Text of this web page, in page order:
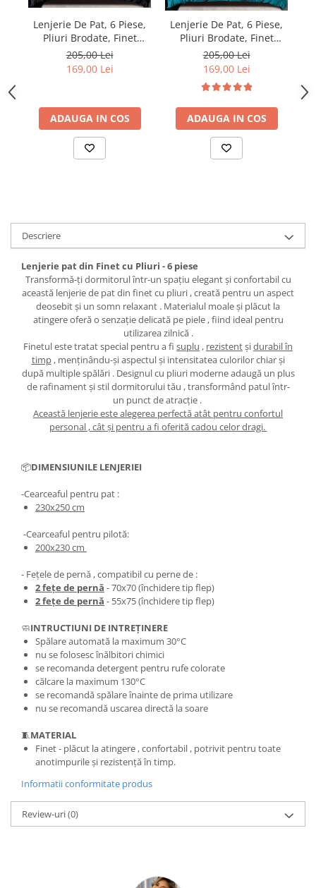
Lenjerie De Pat, 6 Piese,
Pliuri Brodate, Finet
Premium - Negru
205,00 Lei
169,00 Lei
ADAUGA IN COS
Lenjerie De Pat, 6 Piese,
Pliuri Brodate, Finet
Premium - Turcoaz
205,00 Lei
169,00 Lei
ADAUGA IN COS
Descriere
Lenjerie pat din Finet cu Pliuri - 6 piese
Transformă-ți dormitorul într-un spațiu elegant și confortabil cu
această lenjerie de pat din finet cu pliuri , creată pentru un aspect
deosebit și un somn relaxant . Materialul moale și plăcut la
atingere oferă o senzație delicată pe piele , fiind ideal pentru
utilizarea zilnică .
Finetul este tratat special pentru a fi suplu , rezistentșidurabil în
timp, menținându-și aspectul și intensitatea culorilor chiar și
după multiple spălări . Designul cu pliuri moderne adaugă un plus
de rafinament și stil dormitorului tău , transformând patul într-
un punct de atracție .
Această lenjerie este alegerea perfectă atât pentru confortul
personal , cât și pentru a fi oferită cadou celor dragi.
📦DIMENSIUNILE LENJERIEI
-Cearceaful pentru pat :
230x250 cm
-Cearceaful pentru pilotă:
200x230 cm
- Fețele de pernă , compatibil cu perne de :
2 fețe de pernă - 70x70 (închidere tip flep)
2 fețe de pernă - 55x75 (închidere tip flep)
🧼INTRUCTIUNI DE INTREȚINERE
Spălare automată la maximum 30°C
nu se folosesc înălbitori chimici
se recomanda detergent pentru rufe colorate
călcare la maximum 130°C
se recomandă spălare înainte de prima utilizare
nu se recomandă uscarea directă la soare
🧵MATERIAL
Finet - plăcut la atingere , confortabil , potrivit pentru toate
anotimpurile și rezistență în timp.
Informatii conformitate produs
Review-uri(0)